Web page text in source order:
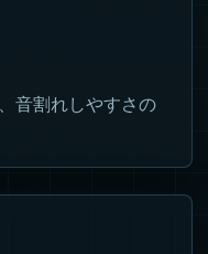
音割れしやすさの